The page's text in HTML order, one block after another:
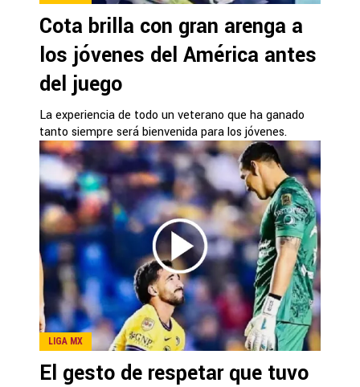
Cota brilla con gran arenga a
los jóvenes del América antes
del juego
La experiencia de todo un veterano que ha ganado
tanto siempre será bienvenida para los jóvenes.
LIGA MX
El gesto de respetar que tuvo